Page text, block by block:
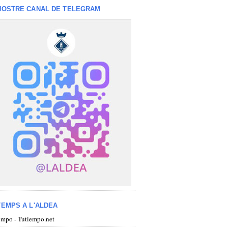
CANAL DE TELEGRAM
A L'ALDEA
- Tutiempo.net